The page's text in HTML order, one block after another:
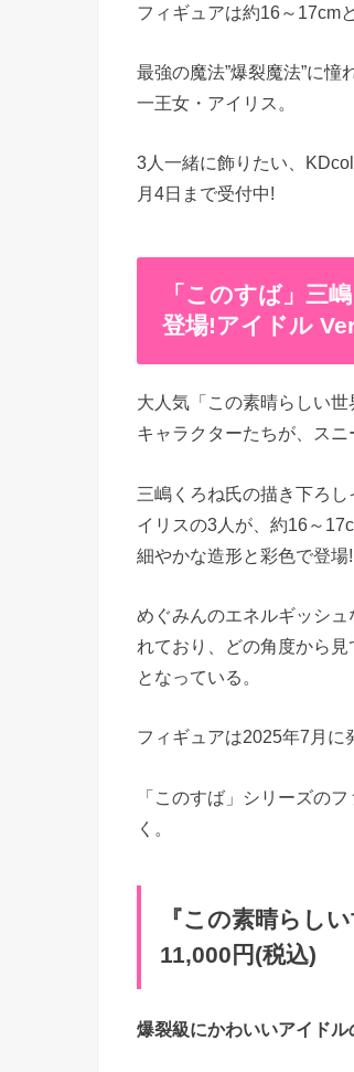
フィギュアは約16～17cm
最強の魔法”爆裂魔法”に憧
一王女・アイリス。
3人一緒に飾りたい、
月4日まで受付中!
「このすば」三
登場!アイドル
大人気「この素晴らしい
キャラクターたちが、ス
三嶋くろね氏の描き下ろ
イリスの3人が、約16～
細やかな造形と彩色で登場!
めぐみんのエネルギッシ
れており、どの角度から
となっている。
フィギュアは2025年7月に
「このすば」シリーズの
く。
『この素晴らし
11,000円(税込)
爆裂級にかわいいアイド